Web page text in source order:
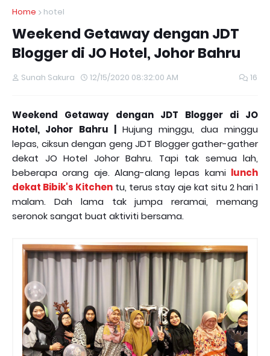
Home hotel
Weekend Getaway dengan JDT
Blogger di JO Hotel, Johor Bahru
Sunah Sakura 12/15/2020 08:32:00 AM 16
Weekend Getaway dengan JDT Blogger di JO
Hotel, Johor Bahru |
Hujung minggu, dua minggu
lepas, ciksun dengan geng JDT Blogger gather-gather
dekat JO Hotel Johor Bahru. Tapi tak semua lah,
beberapa orang aje. Alang-alang lepas kami lunch
dekat Bibik's Kitchen tu, terus stay aje kat situ 2 hari 1
malam. Dah lama tak jumpa reramai, memang
seronok sangat buat aktiviti bersama.